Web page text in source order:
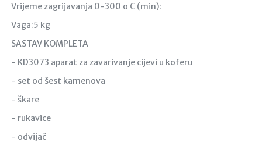
Vrijeme zagrijavanja 0-300 o C (min):
Vaga:5 kg
SASTAV KOMPLETA
- KD3073 aparat za zavarivanje cijevi u koferu
- set od šest kamenova
- škare
- rukavice
- odvijač